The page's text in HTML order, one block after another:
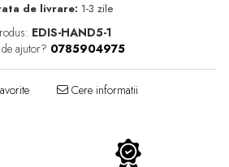
de livrare: 1-3 zile
EDIS-HAND5-1
ajutor? 0785904975
Cere informatii